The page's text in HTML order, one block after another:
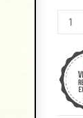
IL
TUO